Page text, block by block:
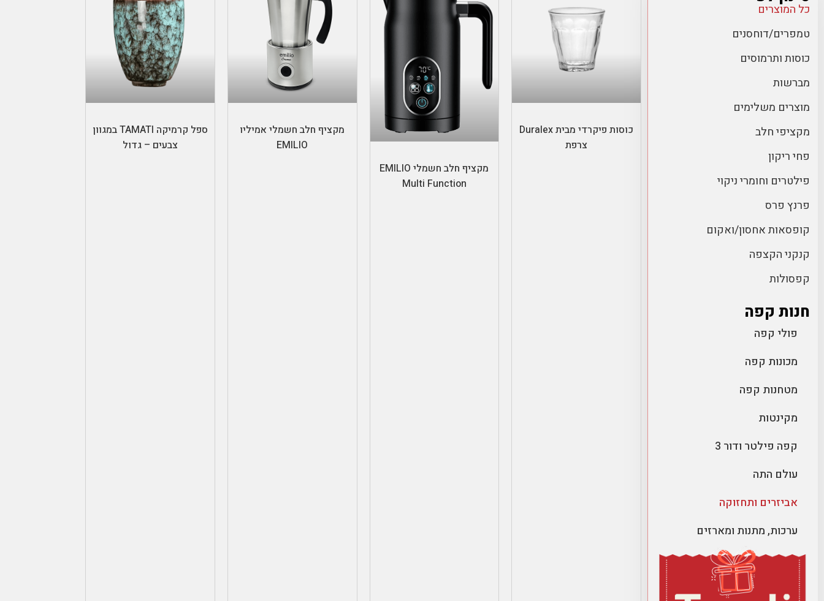
כל המוצרים
טמפרים/דוחסנים
כוסות ותרמוסים
מברשות
מוצרים משלימים
מקציפי חלב
פחי ריקון
פילטרים וחומרי ניקוי
פרנץ פרס
קופסאות אחסון/ואקום
קנקני הקצפה
קפסולות
חנות קפה
פולי קפה
מכונות קפה
מטחנות קפה
מקינטות
קפה פילטר ודור 3
עולם התה
אביזרים ותחזוקה
ערכות, מתנות ומארזים
בחר אפשרויות
כוסות פיקרדי מבית Duralex
צרפת
הוספה לסל
מקציף חלב חשמלי EMILIO
Multi Function
הוספה לסל
מקציף חלב חשמלי אמיליו
EMILIO
בחר אפשרויות
ספל קרמיקה TAMATI במגוון
צבעים – גדול